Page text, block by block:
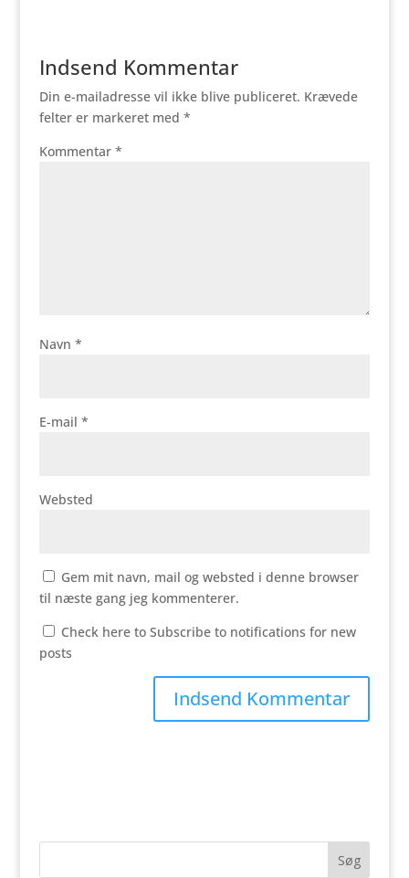
Indsend Kommentar
Din e-mailadresse vil ikke blive publiceret. Krævede
felter er markeret med *
Kommentar *
Navn *
E-mail *
Websted
Gem mit navn, mail og websted i denne browser
til næste gang jeg kommenterer.
Check here to Subscribe to notifications for new
posts